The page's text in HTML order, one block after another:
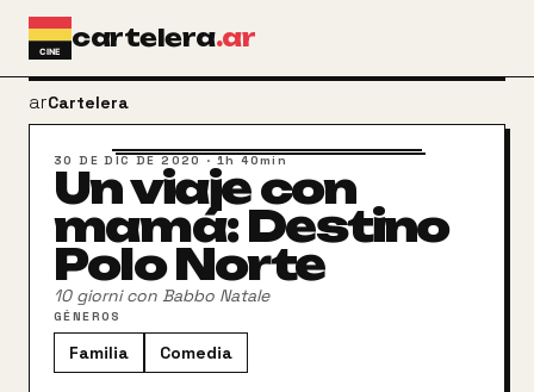
Ir al contenido principal
cartelera.ar
arrow_back
Cartelera
30 DE DIC DE 2020·1h 40min
Un viaje con
mamá: Destino
Polo Norte
10 giorni con Babbo Natale
GÉNEROS
Familia Comedia